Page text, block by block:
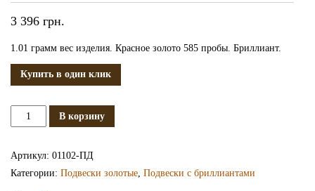
3 396 грн.
1.01 грамм вес изделия. Красное золото 585 пробы. Бриллиант.
Купить в один клик
КоличествоВ корзину
Артикул: 01102-ПД
Категории: Подвески золотые, Подвески с бриллиантами